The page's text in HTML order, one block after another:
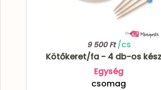
9 500 Ft/cs
Kötőkeret/fa - 4 db-os
Egység
csomag